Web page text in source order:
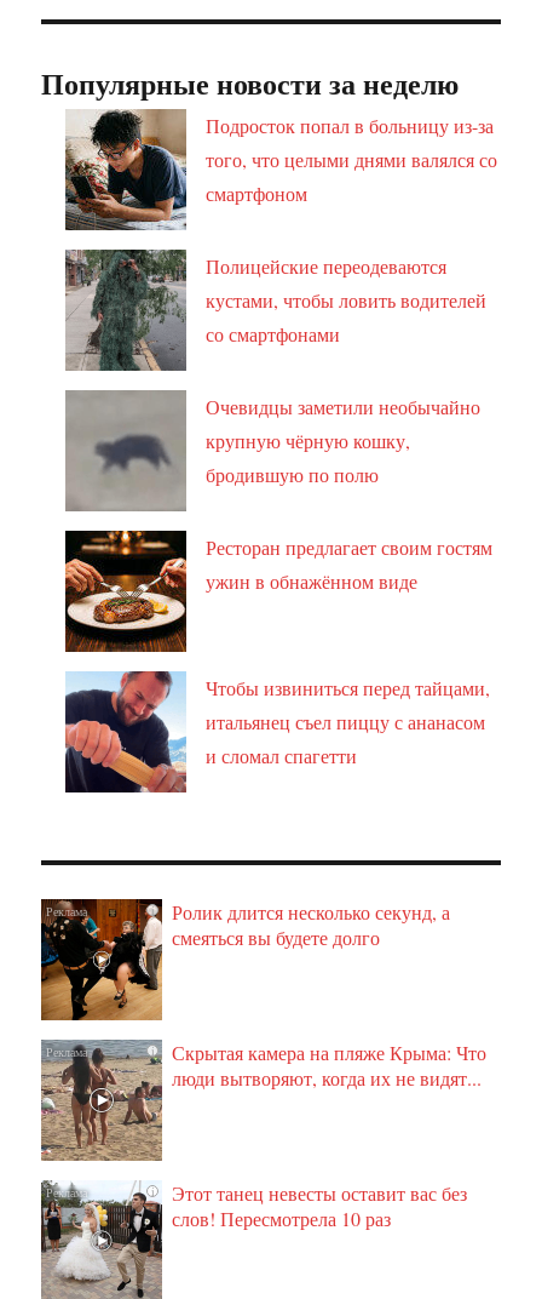
Популярные новости за неделю
Подросток попал в больницу из-за
того, что целыми днями валялся со
смартфоном
Полицейские переодеваются
кустами, чтобы ловить водителей
со смартфонами
Очевидцы заметили необычайно
крупную чёрную кошку,
бродившую по полю
Ресторан предлагает своим гостям
ужин в обнажённом виде
Чтобы извиниться перед тайцами,
итальянец съел пиццу с ананасом
и сломал спагетти
i
Ролик длится несколько секунд, а
смеяться вы будете долго
i
Скрытая камера на пляже Крыма: Что
люди вытворяют, когда их не видят...
i
Этот танец невесты оставит вас без
слов! Пересмотрела 10 раз